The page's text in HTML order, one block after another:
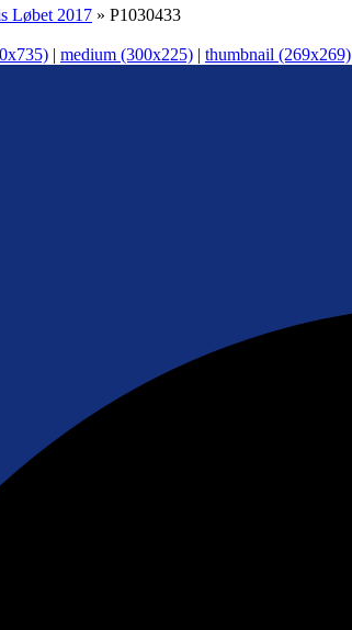
Løbet 2017 » P1030433
| medium (300x225) | thumbnail (269x269)